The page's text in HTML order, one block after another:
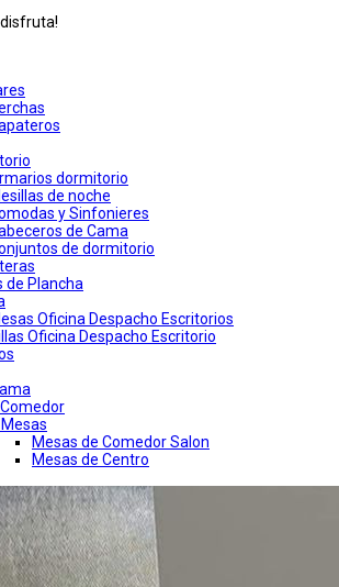
dormitorio
de noche
y Sinfonieres
de Cama
de dormitorio
de Plancha
Oficina Despacho Escritorios
Oficina Despacho Escritorio
Mesas
Mesas de Comedor Salon
Mesas de Centro